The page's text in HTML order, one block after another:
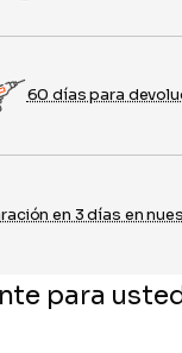
60 días para
en 3 días en
para